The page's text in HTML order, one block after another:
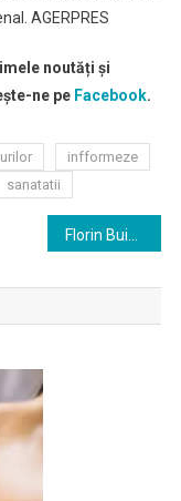
AGERPRES
noutăți și
ne pe Facebook.
infformeze
sanatatii